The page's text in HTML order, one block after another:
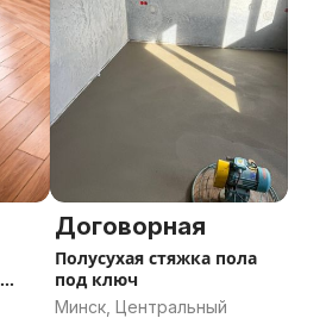
Договорная
Полусухая стяжка пола
под ключ
Минск, Центральный